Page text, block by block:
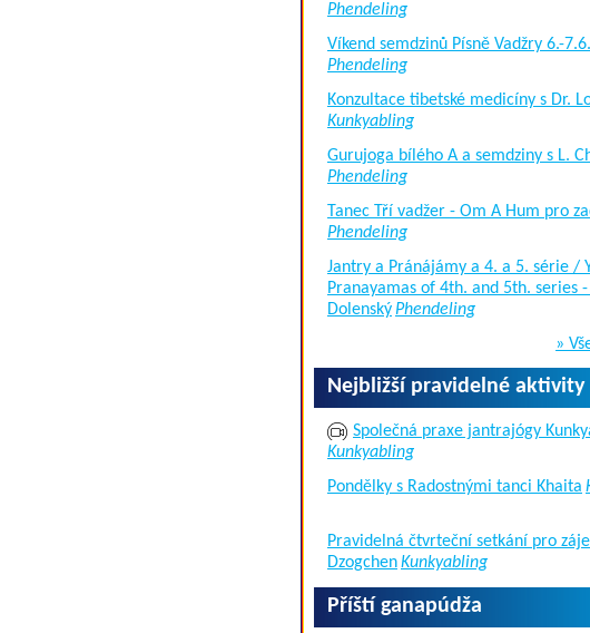
Phendeling
Víkend semdzinů Písně Vadžry 6.-
Phendeling
Konzultace tibetské medicíny s Dr.
Kunkyabling
Gurujoga bílého A a semdziny s L.
Phendeling
Tanec Tří vadžer - Om A Hum pro
Phendeling
Jantry a Pránájámy a 4. a 5. série /
Pranayamas of 4th. and 5th. series -
DolenskýPhendeling
»
Nejbližší pravidelné aktivity
Společná praxe jantrajógy
Kunkyabling
Pondělky s Radostnými tanci Khaita
Pravidelná čtvrteční setkání pro
DzogchenKunkyabling
Příští ganapúdža